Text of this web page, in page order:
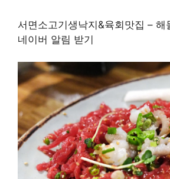
서면소고기생낙지&육회맛집 – 해
네이버 알림 받기